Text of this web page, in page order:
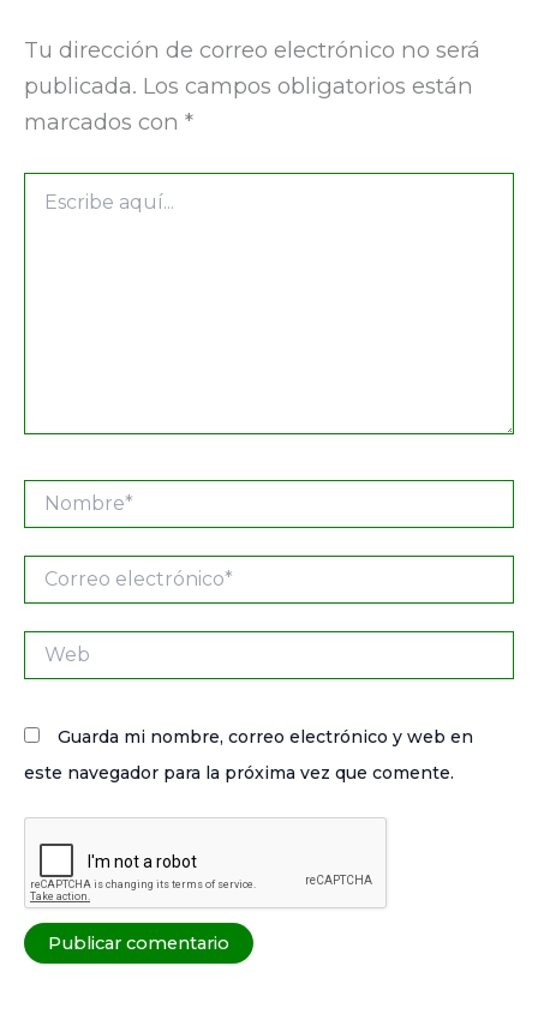
Tu dirección de correo electrónico no será
publicada. Los campos obligatorios están
marcados con *
aquí...
Nombre*
Correo
electrónico*
Web
Guarda mi nombre, correo electrónico y web en
este navegador para la próxima vez que comente.